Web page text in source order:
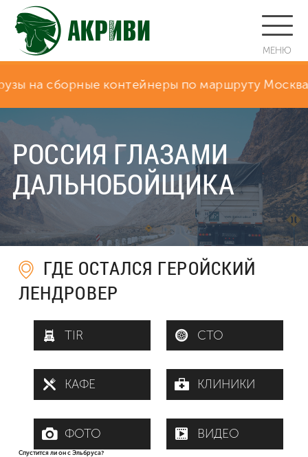
МЕНЮ
контейнеры по маршруту Москва -
РОССИЯ ГЛАЗАМИ
ДАЛЬНОБОЙЩИКА
ГДЕ ОСТАЛСЯ ГЕРОЙСКИЙ
ЛЕНДРОВЕР
TIR СТО
КАФЕ КЛИНИКИ
ФОТО ВИДЕО
Спустится ли он с Эльбруса?